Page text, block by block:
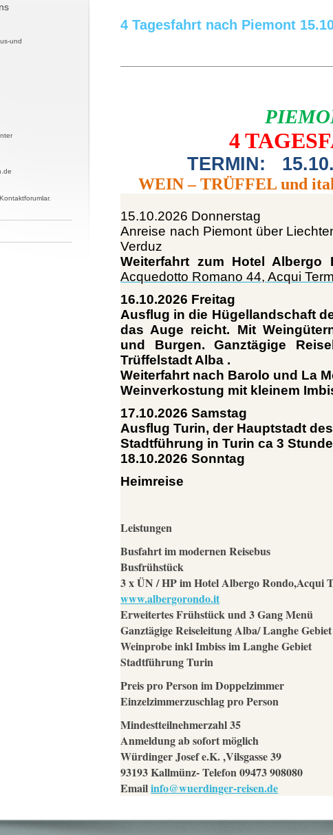
4 Tagesfahrt nach Piemont
4
TERMIN:
WEIN – TRÜFFEL und
15.10.2026 Donnerstag
Anreise nach Piemont über
Verduz
Weiterfahrt zum Hotel Albergo
Acquedotto Romano 44, Acqui
16.10.2026 Freitag
Ausflug in die Hügellandschaft
das Auge reicht. Mit
und Burgen. Ganztägige
Trüffelstadt Alba .
Weiterfahrt nach Barolo und La
Weinverkostung mit kleinem
17.10.2026 Samstag
Ausflug Turin, der Hauptstadt
Stadtführung in Turin ca 3
18.10.2026 Sonntag
Heimreise
Leistungen
Busfahrt im modernen Reisebus
Busfrühstück
3 x ÜN / HP im Hotel Albergo Rondo,Acqui
www.albergorondo.it
Erweitertes Frühstück und 3 Gang Menü
Ganztägige Reiseleitung Alba/ Langhe Gebiet
Weinprobe inkl Imbiss im Langhe Gebiet
Stadtführung Turin
Preis pro Person im
Einzelzimmerzuschlag pro
Mindestteilnehmerzahl 35
Anmeldung ab sofort möglich
Würdinger Josef e.K. ,Vilsgasse 39
93193 Kallmünz- Telefon 09473 908080
Emailinfo@wuerdinger-reisen.de
und